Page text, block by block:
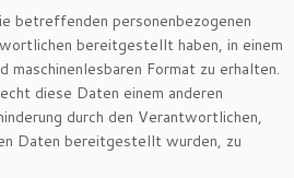
betreffenden personenbezogenen
bereitgestellt haben, in einem
maschinenlesbaren Format zu erhalten.
diese Daten einem anderen
durch den Verantwortlichen,
Daten bereitgestellt wurden, zu